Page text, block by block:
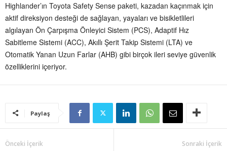
Highlander’ın Toyota Safety Sense paketi, kazadan kaçınmak için
aktif direksiyon desteği de sağlayan, yayaları ve bisikletlileri
algılayan Ön Çarpışma Önleyici Sistem (PCS), Adaptif Hız
Sabitleme Sistemi (ACC), Akıllı Şerit Takip Sistemi (LTA) ve
Otomatik Yanan Uzun Farlar (AHB) gibi birçok ileri seviye güvenlik
özelliklerini içeriyor.
Paylaş
Önceki İçerik Sonraki İçerik